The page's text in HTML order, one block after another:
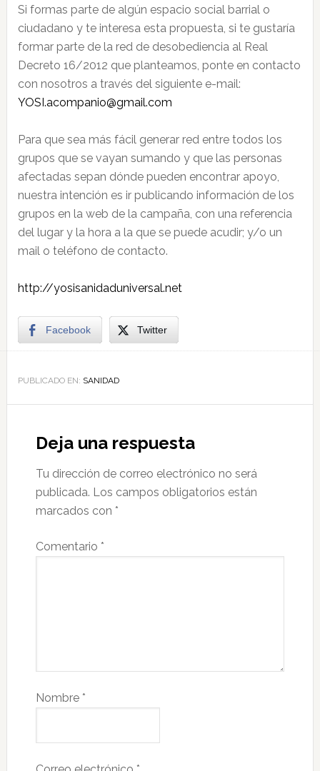
Si formas parte de algún espacio social barrial o
ciudadano y te interesa esta propuesta, si te gustaría
formar parte de la red de desobediencia al Real
Decreto 16/2012 que planteamos, ponte en contacto
con nosotros a través del siguiente e-mail:
YOSI.acompanio@gmail.com
Para que sea más fácil generar red entre todos los
grupos que se vayan sumando y que las personas
afectadas sepan dónde pueden encontrar apoyo,
nuestra intención es ir publicando información de los
grupos en la web de la campaña, con una referencia
del lugar y la hora a la que se puede acudir; y/o un
mail o teléfono de contacto.
http://yosisanidaduniversal.net
Facebook Twitter
PUBLICADO EN: SANIDAD
Deja una respuesta
Tu dirección de correo electrónico no será
publicada. Los campos obligatorios están
marcados con *
Comentario *
Nombre *